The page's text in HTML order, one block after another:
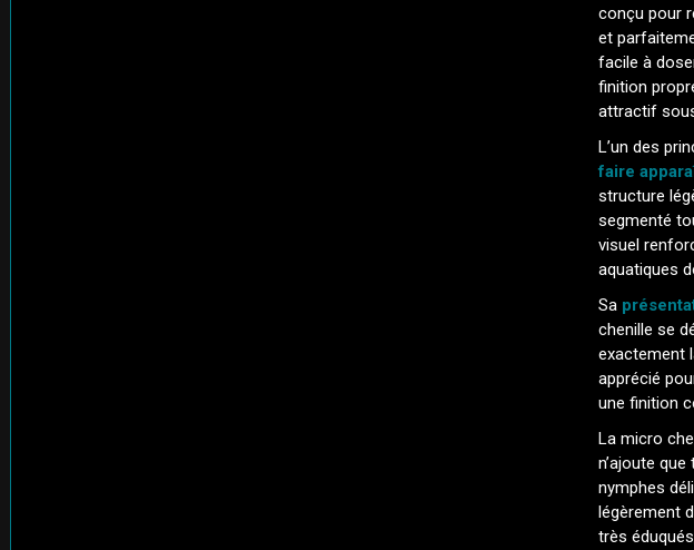
conçu pour
et
facile à
finition
attractif
L’un des
faire
structure
segmenté
visuel
aquatiques
Sa
chenille se
exactement
apprécié
une finition
La micro
n’ajoute
nymphes
légèrement
très